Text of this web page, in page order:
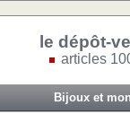
le dépôt-
articles
Bijoux et